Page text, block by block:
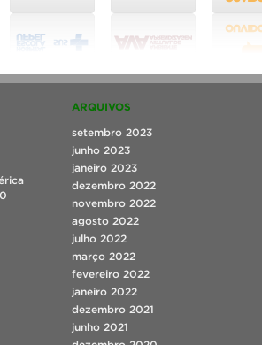
ARQUIVOS
setembro 2023
junho 2023
janeiro 2023
dezembro 2022
novembro 2022
agosto 2022
julho 2022
março 2022
fevereiro 2022
janeiro 2022
dezembro 2021
junho 2021